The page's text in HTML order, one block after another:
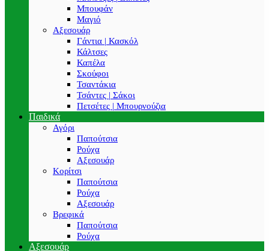
Μπουφάν
Μαγιό
Αξεσουάρ
Γάντια | Κασκόλ
Κάλτσες
Καπέλα
Σκούφοι
Τσαντάκια
Τσάντες | Σάκοι
Πετσέτες | Μπουρνούζια
Παιδικά
Αγόρι
Παπούτσια
Ρούχα
Αξεσουάρ
Κορίτσι
Παπούτσια
Ρούχα
Αξεσουάρ
Βρεφικά
Παπούτσια
Ρούχα
Αξεσουάρ